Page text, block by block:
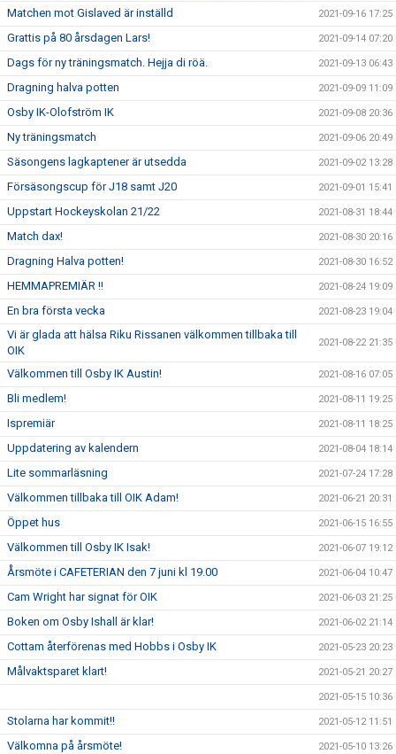
Matchen mot Gislaved är inställd 2021-09-16 17:25
Grattis på 80 årsdagen Lars! 2021-09-14 07:20
Dags för ny träningsmatch. Hejja di röä. 2021-09-13 06:43
Dragning halva potten 2021-09-09 11:09
Osby IK-Olofström IK 2021-09-08 20:36
Ny träningsmatch 2021-09-06 20:49
Säsongens lagkaptener är utsedda 2021-09-02 13:28
Försäsongscup för J18 samt J20 2021-09-01 15:41
Uppstart Hockeyskolan 21/22 2021-08-31 18:44
Match dax! 2021-08-30 20:16
Dragning Halva potten! 2021-08-30 16:52
HEMMAPREMIÄR !! 2021-08-24 19:09
En bra första vecka 2021-08-23 19:04
Vi är glada att hälsa Riku Rissanen välkommen tillbaka till
OIK
2021-08-22 21:35
Välkommen till Osby IK Austin! 2021-08-16 07:05
Bli medlem! 2021-08-11 19:25
Ispremiär 2021-08-11 18:25
Uppdatering av kalendern 2021-08-04 18:14
Lite sommarläsning 2021-07-24 17:28
Välkommen tillbaka till OIK Adam! 2021-06-21 20:31
Öppet hus 2021-06-15 16:55
Välkommen till Osby IK Isak! 2021-06-07 19:12
Årsmöte i CAFETERIAN den 7 juni kl 19.00 2021-06-04 10:47
Cam Wright har signat för OIK 2021-06-03 21:25
Boken om Osby Ishall är klar! 2021-06-02 21:14
Cottam återförenas med Hobbs i Osby IK 2021-05-23 20:23
Målvaktsparet klart! 2021-05-21 20:27
2021-05-15 10:36
Stolarna har kommit!! 2021-05-12 11:51
Välkomna på årsmöte! 2021-05-10 13:26